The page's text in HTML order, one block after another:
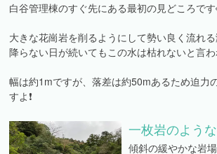
白谷管理棟のすぐ先にある最初の見どころで
大きな花崗岩を削るようにして勢い良く流れ
降らない日が続いてもこの水は枯れないと言わ
幅は約1mですが、落差は約50mあるため迫力
すよ❗️
一枚岩のよう
傾斜の緩やかな岩場